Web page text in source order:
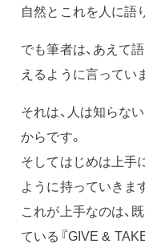
自然とこれを人に語
でも筆者は、あえて
えるように言ってい
それは、人は知らな
からです。
そしてはじめは上手
ように持っていきま
これが上手なのは、
ている『GIVE &